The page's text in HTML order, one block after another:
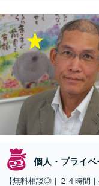
個人・プライ
【無料相談◎｜２４時間